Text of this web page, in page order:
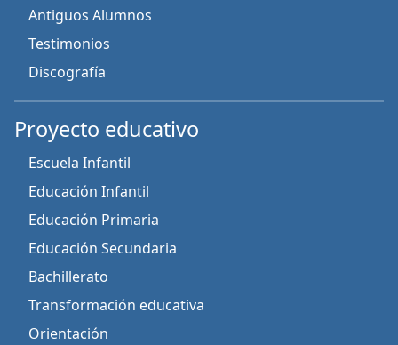
Antiguos Alumnos
Testimonios
Discografía
Proyecto educativo
Escuela Infantil
Educación Infantil
Educación Primaria
Educación Secundaria
Bachillerato
Transformación educativa
Orientación